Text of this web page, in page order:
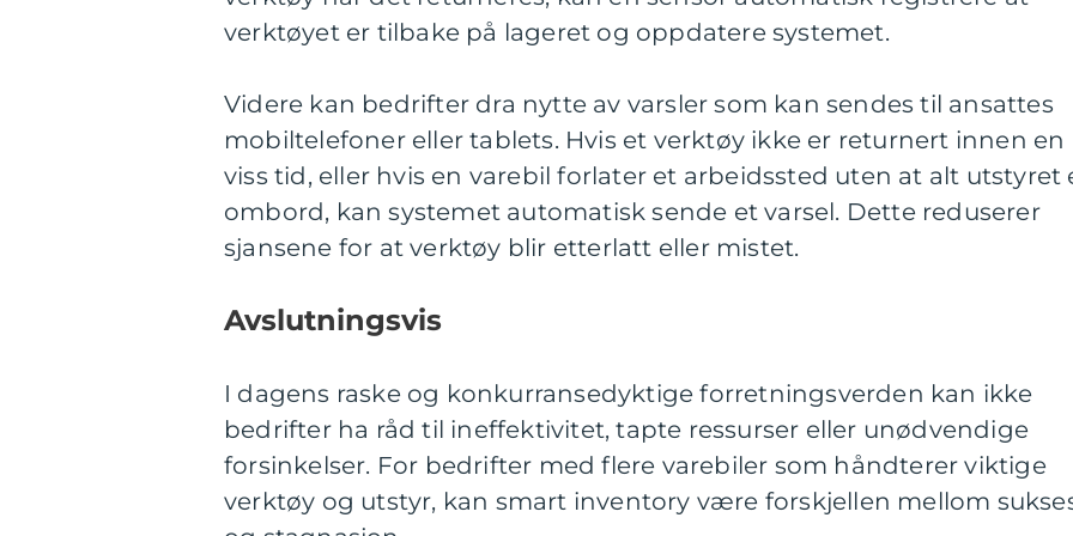
verktøyet er tilbake på lageret og oppdatere systemet.
Videre kan bedrifter dra nytte av varsler som kan sendes til ansattes
mobiltelefoner eller tablets. Hvis et verktøy ikke er returnert innen en
viss tid, eller hvis en varebil forlater et arbeidssted uten at alt utstyret
ombord, kan systemet automatisk sende et varsel. Dette reduserer
sjansene for at verktøy blir etterlatt eller mistet.
Avslutningsvis
I dagens raske og konkurransedyktige forretningsverden kan ikke
bedrifter ha råd til ineffektivitet, tapte ressurser eller unødvendige
forsinkelser. For bedrifter med flere varebiler som håndterer viktige
verktøy og utstyr, kan smart inventory være forskjellen mellom